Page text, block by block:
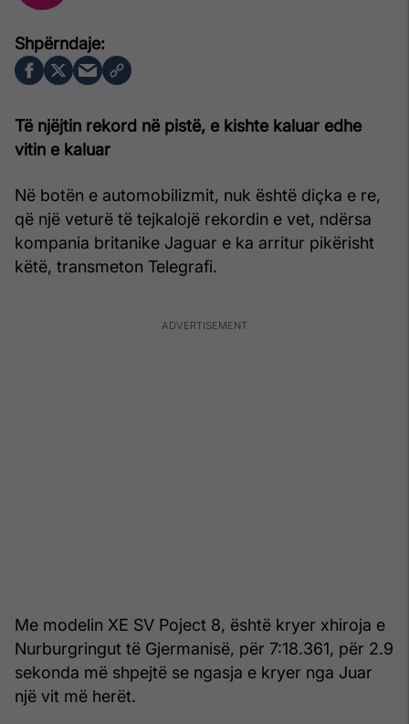
Të njëjtin rekord në pistë, e kishte kaluar edhe
vitin e kaluar
Në botën e automobilizmit, nuk është diçka e re,
që një veturë të tejkalojë rekordin e vet, ndërsa
kompania britanike Jaguar e ka arritur pikërisht
këtë, transmeton Telegrafi.
Me modelin XE SV Poject 8, është kryer xhiroja e
Nurburgringut të Gjermanisë, për 7:18.361, për 2.9
sekonda më shpejtë se ngasja e kryer nga Juar
një vit më herët.